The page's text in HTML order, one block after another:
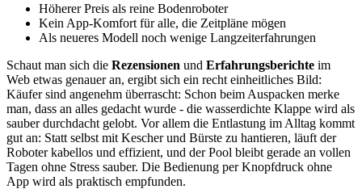
Höherer Preis als reine Bodenroboter
Kein App-Komfort für alle, die Zeitpläne mögen
Als neueres Modell noch wenige Langzeiterfahrungen
Schaut man sich die Rezensionen und Erfahrungsberichte im
Web etwas genauer an, ergibt sich ein recht einheitliches Bild:
Käufer sind angenehm überrascht: Schon beim Auspacken merke
man, dass an alles gedacht wurde - die wasserdichte Klappe wird als
sauber durchdacht gelobt. Vor allem die Entlastung im Alltag kommt
gut an: Statt selbst mit Kescher und Bürste zu hantieren, läuft der
Roboter kabellos und effizient, und der Pool bleibt gerade an vollen
Tagen ohne Stress sauber. Die Bedienung per Knopfdruck ohne
App wird als praktisch empfunden.